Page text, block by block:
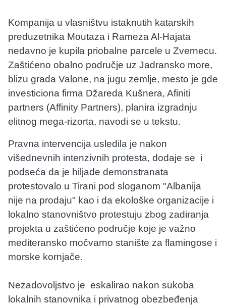
Kompanija u vlasništvu istaknutih katarskih
preduzetnika Moutaza i Rameza Al-Hajata
nedavno je kupila priobalne parcele u Zvernecu.
Zaštićeno obalno područje uz Jadransko more,
blizu grada Valone, na jugu zemlje, mesto je gde
investiciona firma Džareda Kušnera, Afiniti
partners (Affinity Partners), planira izgradnju
elitnog mega-rizorta, navodi se u tekstu.
Pravna intervencija usledila je nakon
višednevnih intenzivnih protesta, dodaje se i
podseća da je hiljade demonstranata
protestovalo u Tirani pod sloganom "Albanija
nije na prodaju" kao i da ekološke organizacije i
lokalno stanovništvo protestuju zbog zadiranja
projekta u zaštićeno područje koje je važno
mediteransko močvarno stanište za flamingose i
morske kornjače.
Nezadovoljstvo je eskalirao nakon sukoba
lokalnih stanovnika i privatnog obezbeđenja